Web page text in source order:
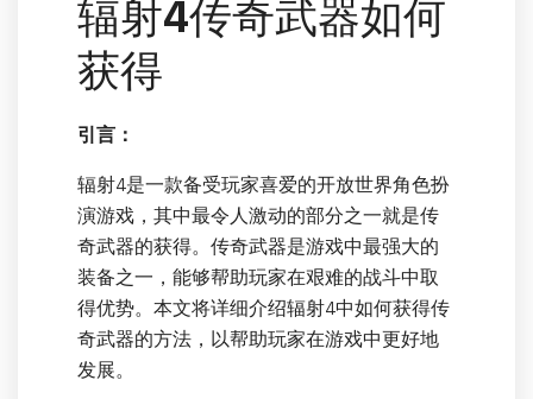
辐射4传奇武器如何
获得
引言：
辐射4是一款备受玩家喜爱的开放世界角色扮
演游戏，其中最令人激动的部分之一就是传
奇武器的获得。传奇武器是游戏中最强大的
装备之一，能够帮助玩家在艰难的战斗中取
得优势。本文将详细介绍辐射4中如何获得传
奇武器的方法，以帮助玩家在游戏中更好地
发展。